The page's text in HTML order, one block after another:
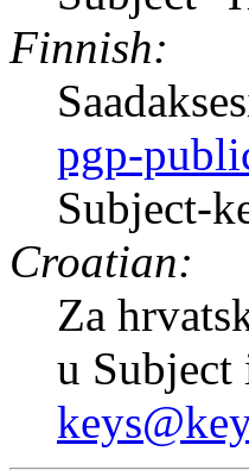
Finnish:
pgp-
Subject-
Croatian:
Za
u